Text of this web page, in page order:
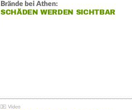
Brände bei Athen:
SCHÄDEN WERDEN SICHTBAR